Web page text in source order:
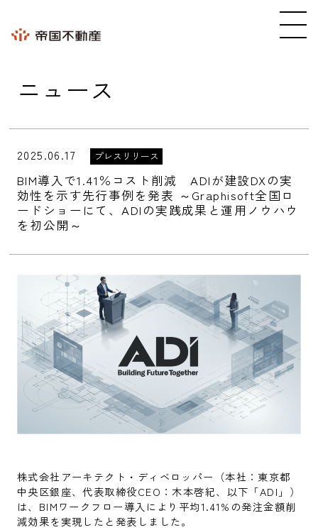
ニュース
2025.06.17 プレスリリース
BIM導入で1.41％コスト削減 ADIが建設DXの実
効性を示す先行事例を発表 ～Graphisoft全国ロ
ードショーにて、ADIの実践成果と運用ノウハウ
を初公開～
株式会社アーキテクト・ディベロッパー（本社：東京都
中央区銀座、代表取締役CEO：木本啓紀、以下「ADI」）
は、BIMワークフロー導入により平均1.41%の発注金額削
減効果を実現したと発表しました。